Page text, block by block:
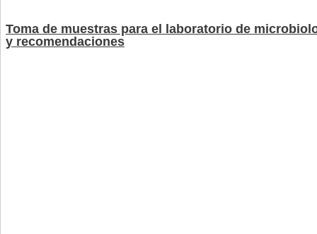
Toma de muestras para el laboratorio de
y recomendaciones